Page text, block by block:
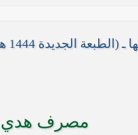
النجف الأشرف حول التطورات الأمنية
الجديدة 1444 هـ)
مصرف هدي